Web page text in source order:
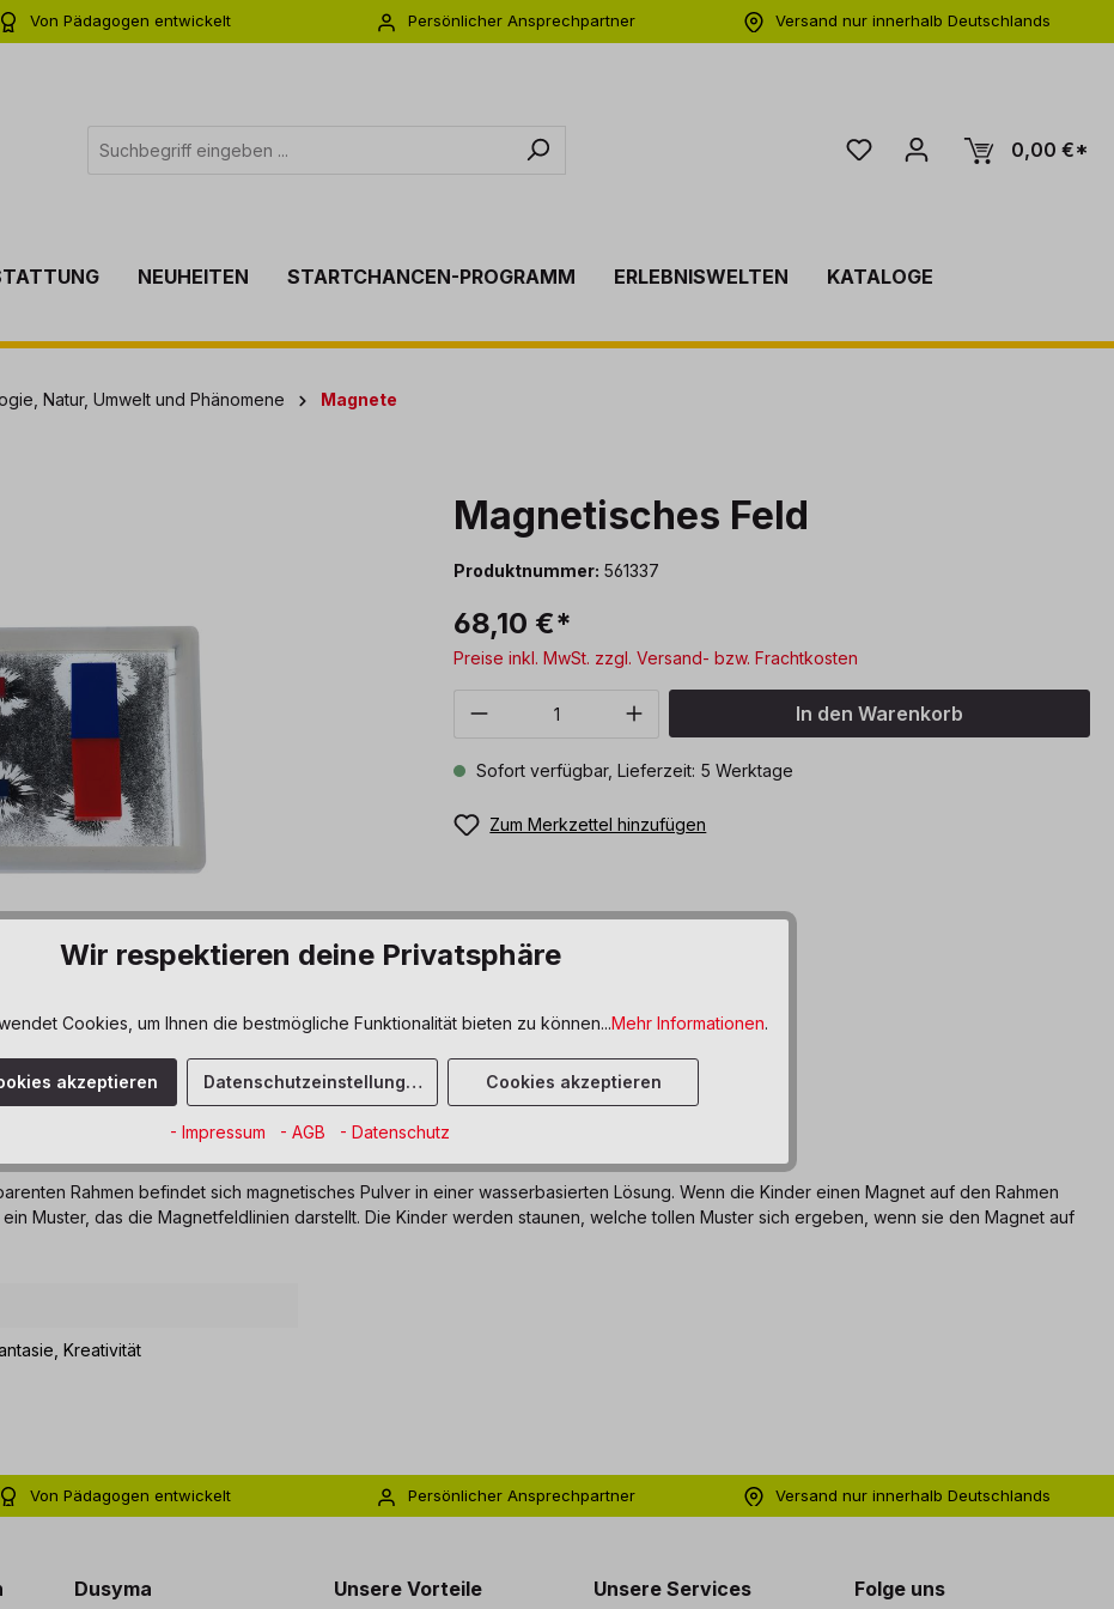
Von Pädagogen entwickelt
Persönlicher Ansprechpartner
Versand nur innerhalb Deutschlands
0,00 €*
NEUHEITEN STARTCHANCEN-PROGRAMM ERLEBNISWELTEN
KATALOGE
Natur, Umwelt und Phänomene Magnete
Magnetisches Feld
Produktnummer: 561337
68,10 €*
Preise inkl. MwSt. zzgl. Versand- bzw. Frachtkosten
Produkt Anzahl: Gib den gewünschten Wert
In den Warenkorb
Sofort verfügbar, Lieferzeit: 5 Werktage
Zum Merkzettel hinzufügen
Feld"
Rahmen befindet sich magnetisches Pulver in einer wasserbasierten Lösung. Wenn die Kinder einen Magnet auf den Rahmen
Muster, das die Magnetfeldlinien darstellt. Die Kinder werden staunen, welche tollen Muster sich ergeben, wenn sie den Magnet auf
, Kreativität
Von Pädagogen entwickelt
Persönlicher Ansprechpartner
Versand nur innerhalb Deutschlands
Dusyma Unsere Vorteile Unsere Services Folge uns
Wir respektieren deine Privatsphäre
Cookies, um Ihnen die bestmögliche Funktionalität bieten zu können...Mehr Informationen.
akzeptieren Datenschutzeinstellungen Cookies akzeptieren
- Impressum - AGB - Datenschutz